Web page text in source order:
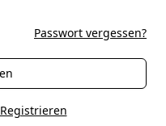
Passwort vergessen?
Registrieren